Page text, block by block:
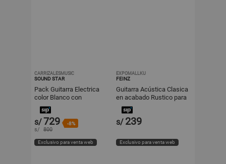
CARRIZALESMUSIC
SOUND STAR
Pack Guitarra Electrica
color Blanco con
Amplificador y accesorio
s/729 -8%
s/ 800
Exclusivo para venta web
EXPOMALLKU
FEINZ
Guitarra Acústica Clasica
en acabado Rustico para
Aprender.
s/ 239
Exclusivo para venta web